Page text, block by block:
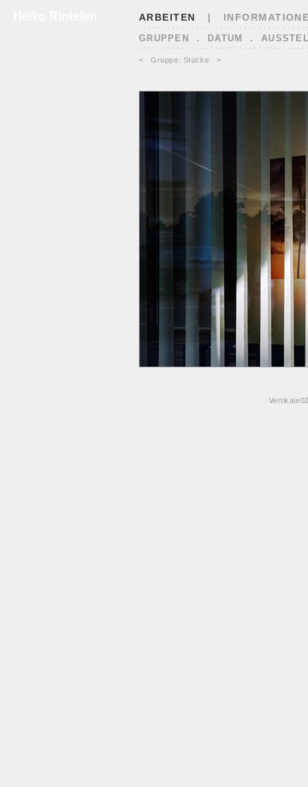
ARBEITEN |
GRUPPEN . DATUM .
< Gruppe: Stücke >